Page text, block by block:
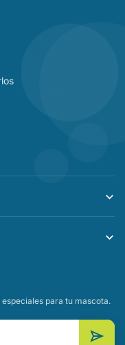
para tu mascota.